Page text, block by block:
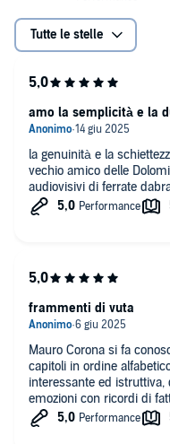
Tutte le stelle
la genuinità e la
vechio amico delle Dolomiti rivivo la mia giovinezza
audiovisivi di ferrate
amo la semplicità e la
Mauro Corona si fa
capitoli in ordine
interessante ed istruttiva, dove si mostra in tutte le sue
emozioni con ricordi di
frammenti di vuta